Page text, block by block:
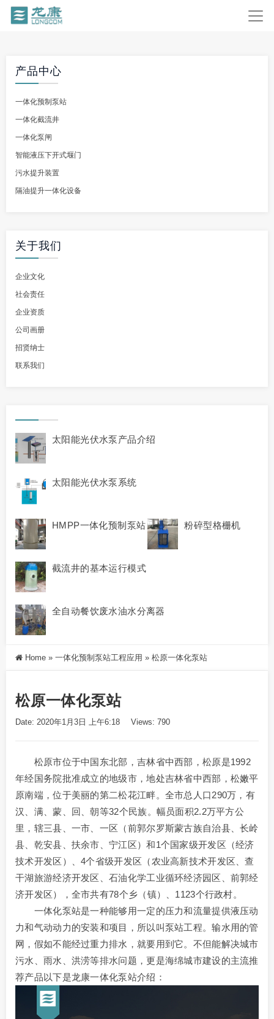
产品中心
一体化预制泵站
一体化截流井
一体化泵闸
智能液压下开式堰门
污水提升装置
隔油提升一体化设备
关于我们
企业文化
社会责任
企业资质
公司画册
招贤纳士
联系我们
太阳能光伏水泵产品介绍
太阳能光伏水泵系统
HMPP一体化预制泵站 粉碎型格栅机
截流井的基本运行模式
全自动餐饮废水油水分离器
Home » 一体化预制泵站工程应用 » 松原一体化泵站
松原一体化泵站
Date: 2020年1月3日 上午6:18 Views: 790
松原市位于中国东北部，吉林省中西部，松原是1992
年经国务院批准成立的地级市，地处吉林省中西部，松嫩平
原南端，位于美丽的第二松花江畔。全市总人口290万，有
汉、满、蒙、回、朝等32个民族。幅员面积2.2万平方公
里，辖三县、一市、一区（前郭尔罗斯蒙古族自治县、长岭
县、乾安县、扶余市、宁江区）和1个国家级开发区（经济
技术开发区）、4个省级开发区（农业高新技术开发区、查
干湖旅游经济开发区、石油化学工业循环经济园区、前郭经
济开发区），全市共有78个乡（镇）、1123个行政村。
一体化泵站是一种能够用一定的压力和流量提供液压动
力和气动动力的安装和项目，所以叫泵站工程。输水用的管
网，假如不能经过重力排水，就要用到它。不但能解决城市
污水、雨水、洪涝等排水问题，更是海绵城市建设的主流推
荐产品以下是龙康一体化泵站介绍：